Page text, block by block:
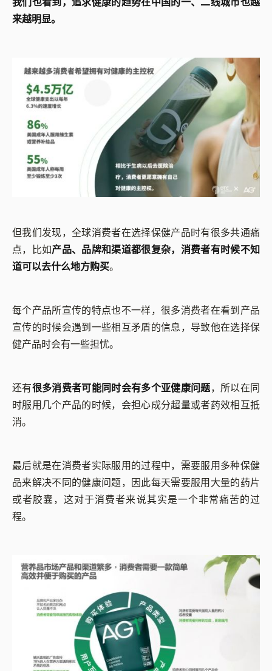
来越明显。
但我们发现，全球消费者在选择保健产品时有很多共通痛
点，比如产品、品牌和渠道都很复杂，消费者有时候不知
道可以去什么地方购买。
每个产品所宣传的特点也不一样，很多消费者在看到产品
宣传的时候会遇到一些相互矛盾的信息，导致他在选择保
健产品时会有一些担忧。
还有很多消费者可能同时会有多个亚健康问题，所以在同
时服用几个产品的时候，会担心成分超量或者药效相互抵
消。
最后就是在消费者实际服用的过程中，需要服用多种保健
品来解决不同的健康问题，因此每天需要服用大量的药片
或者胶囊，这对于消费者来说其实是一个非常痛苦的过
程。